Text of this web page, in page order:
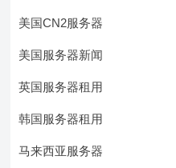
美国CN2服务器
美国服务器新闻
英国服务器租用
韩国服务器租用
马来西亚服务器